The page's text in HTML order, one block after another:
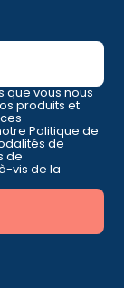
que vous nous
produits et
Politique de
de
de
vis de la